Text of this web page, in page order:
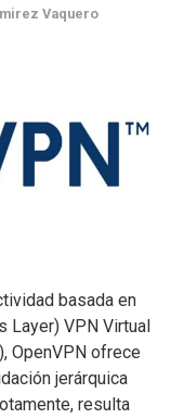
Vaquero
basada en
Layer) VPN Virtual
OpenVPN ofrece
jerárquica
resulta